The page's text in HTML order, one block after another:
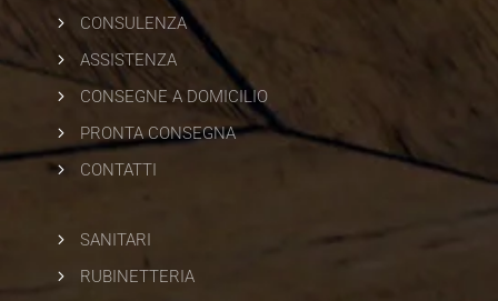
5
CONSULENZA
5
ASSISTENZA
5
CONSEGNE A DOMICILIO
5
PRONTA CONSEGNA
5
CONTATTI
5
SANITARI
5
RUBINETTERIA